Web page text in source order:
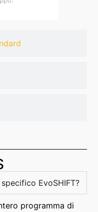
EvoSHIFT?
programma di